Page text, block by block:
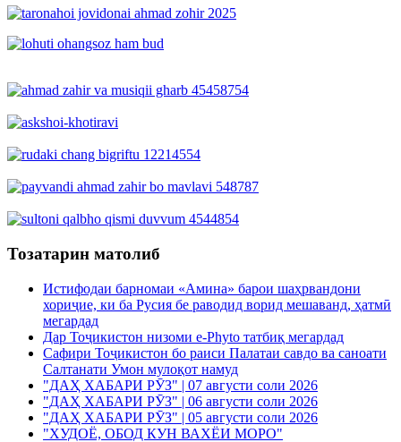
Тозатарин матолиб
Истифодаи барномаи «Амина» барои шаҳрвандони
хориҷие, ки ба Русия бе раводид ворид мешаванд, ҳатмӣ
мегардад
Дар Тоҷикистон низоми e-Phyto татбиқ мегардад
Сафири Тоҷикистон бо раиси Палатаи савдо ва саноати
Салтанати Умон мулоқот намуд
"ДАҲ ХАБАРИ РӮЗ" | 07 августи соли 2026
"ДАҲ ХАБАРИ РӮЗ" | 06 августи соли 2026
"ДАҲ ХАБАРИ РӮЗ" | 05 августи соли 2026
"ХУДОЁ, ОБОД КУН ВАХЁИ МОРО"